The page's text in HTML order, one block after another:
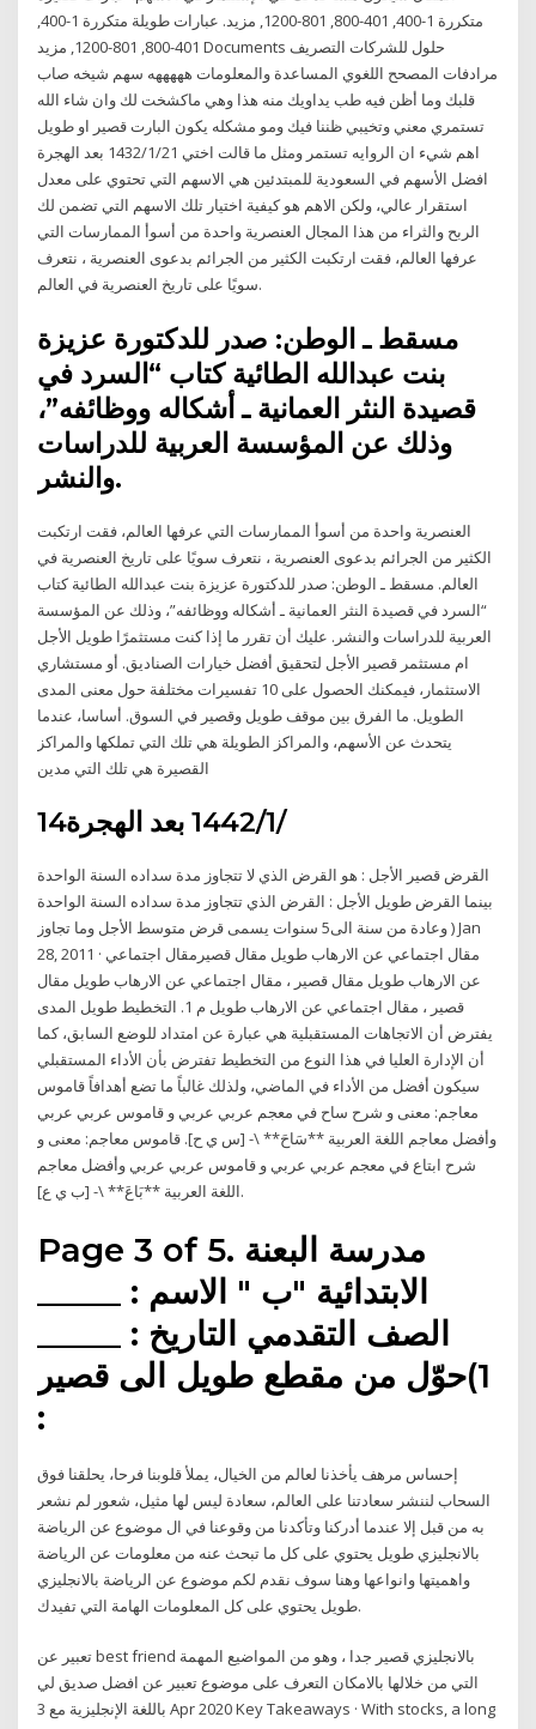
متكررة 1-400, 401-800, 801-1200, مزيد. عبارات طويلة متكررة 1-400,
401-800, 801-1200, مزيد Documents حلول للشركات التصريف
مرادفات المصحح اللغوي المساعدة والمعلومات هههههه سهم شيخه صاب
قلبك وما أظن فيه طب يداويك منه هذا وهي ماكشخت لك وان شاء الله
تستمري معني وتخيبي ظننا فيك ومو مشكله يكون البارت قصير او طويل
اهم شيء ان الروايه تستمر ومثل ما قالت اختي 21‏‏/1‏‏/1432 بعد الهجرة
افضل الأسهم في السعودية للمبتدئين هي الاسهم التي تحتوي على معدل
استقرار عالي، ولكن الاهم هو كيفية اختيار تلك الاسهم التي تضمن لك
الربح والثراء من هذا المجال العنصرية واحدة من أسوأ الممارسات التي
عرفها العالم، فقت ارتكبت الكثير من الجرائم بدعوى العنصرية ، نتعرف
سويًا على تاريخ العنصرية في العالم.
مسقط ـ الوطن: صدر للدكتورة عزيزة
بنت عبدالله الطائية كتاب “السرد في
قصيدة النثر العمانية ـ أشكاله ووظائفه”،
وذلك عن المؤسسة العربية للدراسات
والنشر.
العنصرية واحدة من أسوأ الممارسات التي عرفها العالم، فقت ارتكبت
الكثير من الجرائم بدعوى العنصرية ، نتعرف سويًا على تاريخ العنصرية في
العالم. مسقط ـ الوطن: صدر للدكتورة عزيزة بنت عبدالله الطائية كتاب
“السرد في قصيدة النثر العمانية ـ أشكاله ووظائفه”، وذلك عن المؤسسة
العربية للدراسات والنشر. عليك أن تقرر ما إذا كنت مستثمرًا طويل الأجل
ام مستثمر قصير الأجل لتحقيق أفضل خيارات الصناديق. أو مستشاري
الاستثمار، فيمكنك الحصول على 10 تفسيرات مختلفة حول معنى المدى
الطويل. ما الفرق بين موقف طويل وقصير في السوق. أساسا، عندما
يتحدث عن الأسهم، والمراكز الطويلة هي تلك التي تملكها والمراكز
القصيرة هي تلك التي مدين
14‏‏/1‏‏/1442 بعد الهجرة
القرض قصير الأجل : هو القرض الذي لا تتجاوز مدة سداده السنة الواحدة
بينما القرض طويل الأجل : القرض الذي تتجاوز مدة سداده السنة الواحدة
( وعادة من سنة الى5 سنوات يسمى قرض متوسط الأجل وما تجاوز Jan
28, 2011 · مقال اجتماعي عن الارهاب طويل مقال قصيرمقال اجتماعي
عن الارهاب طويل مقال قصير ، مقال اجتماعي عن الارهاب طويل مقال
قصير ، مقال اجتماعي عن الارهاب طويل م 1. التخطيط طويل المدى
يفترض أن الاتجاهات المستقبلية هي عبارة عن امتداد للوضع السابق، كما
أن الإدارة العليا في هذا النوع من التخطيط تفترض بأن الأداء المستقبلي
سيكون أفضل من الأداء في الماضي، ولذلك غالباً ما تضع أهدافاً قاموس
معاجم: معنى و شرح ساح في معجم عربي عربي و قاموس عربي عربي
وأفضل معاجم اللغة العربية **سَاحَ** \- [س ي ح]. قاموس معاجم: معنى و
شرح ابتاع في معجم عربي عربي و قاموس عربي عربي وأفضل معاجم
اللغة العربية **بَاعَ** \- [ب ي ع].
Page 3 of 5. مدرسة البعنة
الابتدائية "ب " الاسم : _____
الصف التقدمي التاريخ : _____
1)حوّل من مقطع طويل الى قصير
:
إحساس مرهف يأخذنا لعالم من الخيال، يملأ قلوبنا فرحا، يحلقنا فوق
السحاب لننشر سعادتنا على العالم، سعادة ليس لها مثيل، شعور لم نشعر
به من قبل إلا عندما أدركنا وتأكدنا من وقوعنا في ال موضوع عن الرياضة
بالانجليزي طويل يحتوي على كل ما تبحث عنه من معلومات عن الرياضة
واهميتها وانواعها وهنا سوف نقدم لكم موضوع عن الرياضة بالانجليزي
طويل يحتوي على كل المعلومات الهامة التي تفيدك.
تعبير عن best friend بالانجليزي قصير جدا ، وهو من المواضيع المهمة
التي من خلالها بالامكان التعرف على موضوع تعبير عن افضل صديق لي
باللغة الإنجليزية مع 3 Apr 2020 Key Takeaways · With stocks, a long